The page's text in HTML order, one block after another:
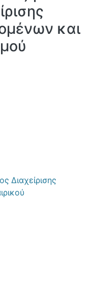
και
Διαχείρισης